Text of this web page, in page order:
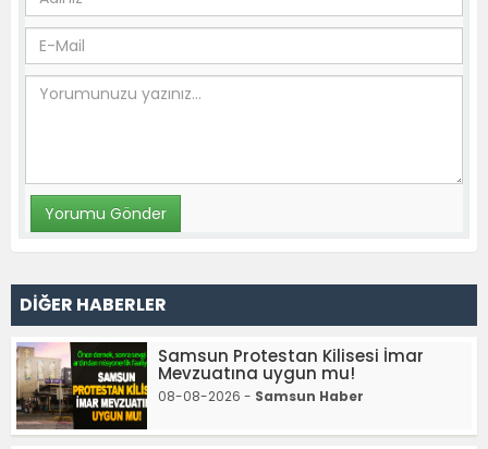
DİĞER HABERLER
Samsun Protestan Kilisesi İmar
Mevzuatına uygun mu!
08-08-2026 - Samsun Haber